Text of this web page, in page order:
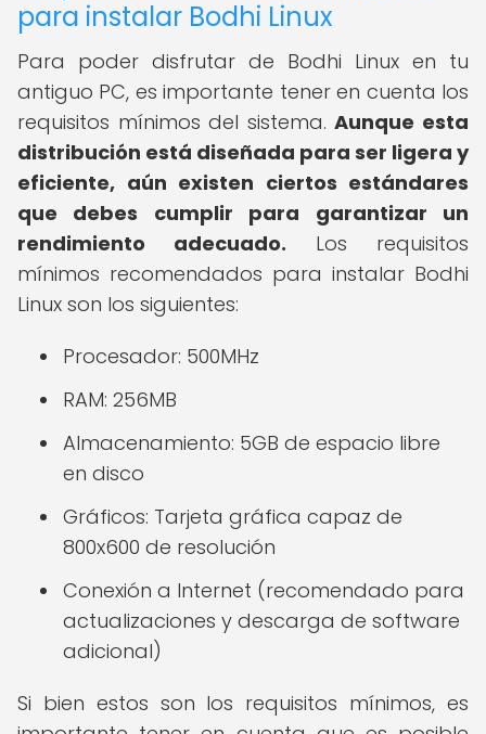
para instalar Bodhi Linux
Para poder disfrutar de Bodhi Linux en tu
antiguo PC, es importante tener en cuenta los
requisitos mínimos del sistema.Aunque esta
distribución está diseñada para ser ligera y
eficiente, aún existen ciertos estándares
que debes cumplir para garantizar un
rendimiento adecuado. Los requisitos
mínimos recomendados para instalar Bodhi
Linux son los siguientes:
Procesador: 500MHz
RAM: 256MB
Almacenamiento: 5GB de espacio libre
en disco
Gráficos: Tarjeta gráfica capaz de
800x600 de resolución
Conexión a Internet (recomendado para
actualizaciones y descarga de software
adicional)
Si bien estos son los requisitos mínimos, es